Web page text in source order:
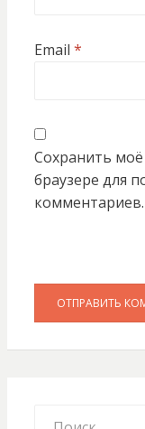
Email *
Сохранить моё
браузере для
комментариев.